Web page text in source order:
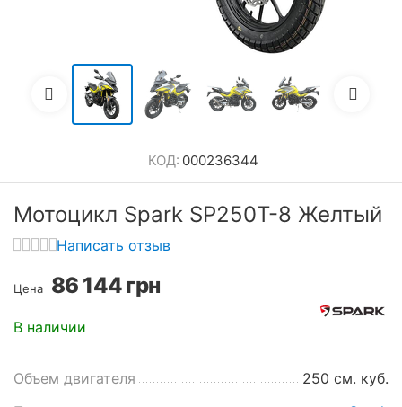
КОД: 000236344
Мотоцикл Spark SP250T-8 Желтый
Написать отзыв
Цена 86 144грн
В наличии
Объем двигателя
250 см. куб.